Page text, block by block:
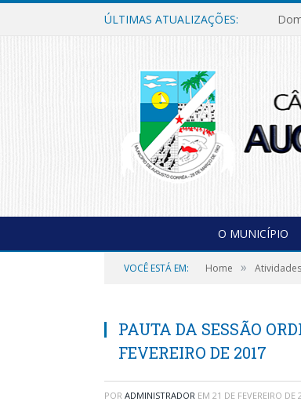
ÚLTIMAS ATUALIZAÇÕES:
O MUNICÍPIO
VOCÊ ESTÁ EM: Home »
PAUTA DA SESSÃO
FEVEREIRO DE 2017
POR ADMINISTRADOR EM 21 DE FEVEREIRO DE